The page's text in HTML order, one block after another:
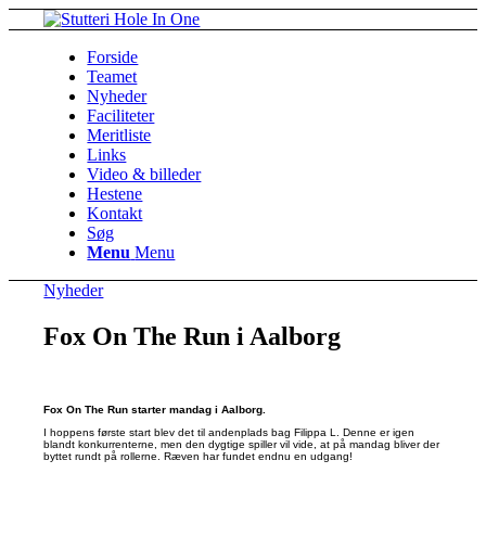
Forside
Teamet
Nyheder
Faciliteter
Meritliste
Links
Video & billeder
Hestene
Kontakt
Søg
Menu Menu
Nyheder
Fox On The Run i Aalborg
Fox On The Run starter mandag i Aalborg.
I hoppens første start blev det til andenplads bag Filippa L. Denne er igen
blandt konkurrenterne, men den dygtige spiller vil vide, at på mandag bliver der
byttet rundt på rollerne. Ræven har fundet endnu en udgang!